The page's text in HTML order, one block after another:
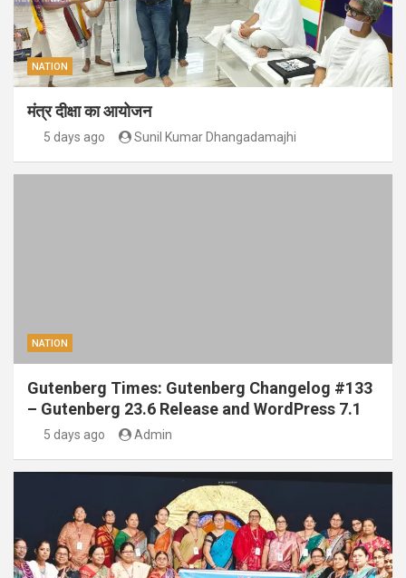
NATION
मंत्र दीक्षा का आयोजन
5 days ago Sunil Kumar Dhangadamajhi
NATION
Gutenberg Times: Gutenberg Changelog #133
– Gutenberg 23.6 Release and WordPress 7.1
5 days ago Admin